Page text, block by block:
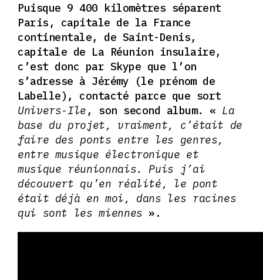
Puisque 9 400 kilomètres séparent
Paris, capitale de la France
continentale, de Saint-Denis,
capitale de La Réunion insulaire,
c’est donc par Skype que l’on
s’adresse à Jérémy (le prénom de
Labelle), contacté parce que sort
Univers-Ile , son second album. « La
base du projet, vraiment, c’était de
faire des ponts entre les genres,
entre musique électronique et
musique réunionnais. Puis j’ai
découvert qu’en réalité, le pont
était déjà en moi, dans les racines
qui sont les miennes ».